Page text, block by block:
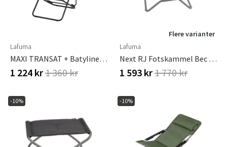
Sverige
Danmark
Norge
Suomi
Lafuma
MAXI TRANSAT + Batyline Duo Obsidian
1 224 kr1 360 kr
Flere varianter
Lafuma
Next RJ Fotskammel Bec Toile Porteuse/Tube Acier Moka
1 593 kr1 770 kr
-10% -10%